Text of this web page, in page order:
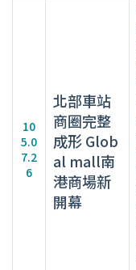
10
5.0
7.2
6
北部車站
商圈完整
成形 Glob
al mall南
港商場新
開幕